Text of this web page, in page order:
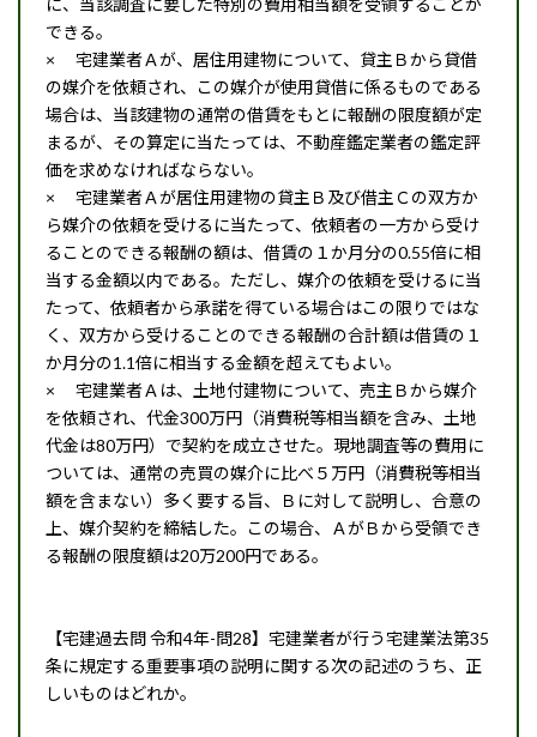
に、当該調査に要した特別の費用相当額を受領することが
できる。
× 宅建業者Ａが、居住用建物について、貸主Ｂから貸借
の媒介を依頼され、この媒介が使用貸借に係るものである
場合は、当該建物の通常の借賃をもとに報酬の限度額が定
まるが、その算定に当たっては、不動産鑑定業者の鑑定評
価を求めなければならない。
× 宅建業者Ａが居住用建物の貸主Ｂ及び借主Ｃの双方か
ら媒介の依頼を受けるに当たって、依頼者の一方から受け
ることのできる報酬の額は、借賃の１か月分の0.55倍に相
当する金額以内である。ただし、媒介の依頼を受けるに当
たって、依頼者から承諾を得ている場合はこの限りではな
く、双方から受けることのできる報酬の合計額は借賃の１
か月分の1.1倍に相当する金額を超えてもよい。
× 宅建業者Ａは、土地付建物について、売主Ｂから媒介
を依頼され、代金300万円（消費税等相当額を含み、土地
代金は80万円）で契約を成立させた。現地調査等の費用に
ついては、通常の売買の媒介に比べ５万円（消費税等相当
額を含まない）多く要する旨、Ｂに対して説明し、合意の
上、媒介契約を締結した。この場合、ＡがＢから受領でき
る報酬の限度額は20万200円である。
【宅建過去問 令和4年-問28】宅建業者が行う宅建業法第35
条に規定する重要事項の説明に関する次の記述のうち、正
しいものはどれか。